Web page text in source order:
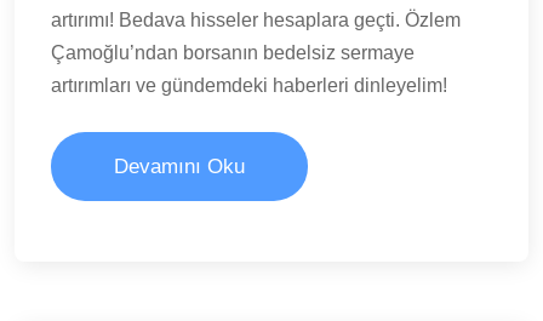
artırımı! Bedava hisseler hesaplara geçti. Özlem
Çamoğlu’ndan borsanın bedelsiz sermaye
artırımları ve gündemdeki haberleri dinleyelim!
Devamını Oku